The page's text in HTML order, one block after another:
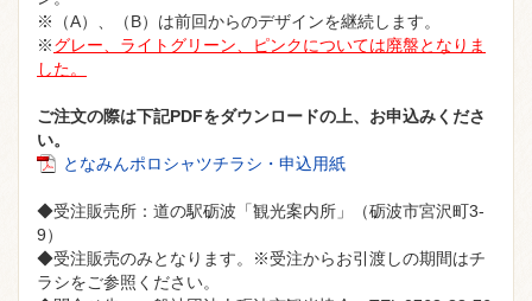
※（A）、（B）は前回からのデザインを継続します。
※グレー、ライトグリーン、ピンクについては廃盤となりま
した。
ご注文の際は下記PDFをダウンロードの上、お申込みくださ
い。
となみんポロシャツチラシ・申込用紙
◆受注販売所：道の駅砺波「観光案内所」（砺波市宮沢町3-
9）
◆受注販売のみとなります。※受注からお引渡しの期間はチ
ラシをご参照ください。